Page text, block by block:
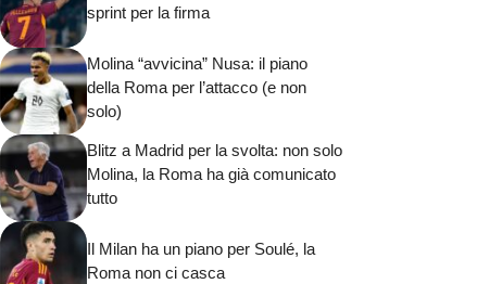
sprint per la firma
Molina “avvicina” Nusa: il piano
della Roma per l’attacco (e non
solo)
Blitz a Madrid per la svolta: non solo
Molina, la Roma ha già comunicato
tutto
Il Milan ha un piano per Soulé, la
Roma non ci casca